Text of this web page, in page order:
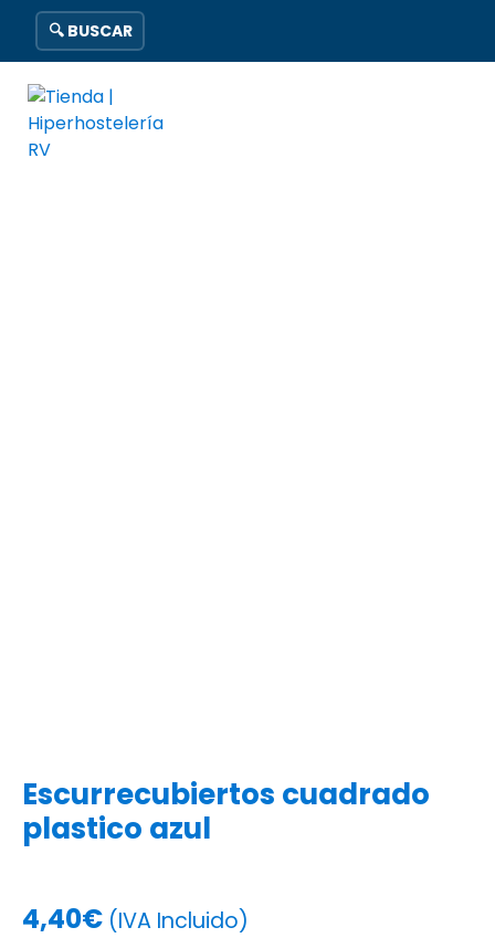
🔍 BUSCAR
Escurrecubiertos cuadrado
plastico azul
4,40€ (IVA Incluido)